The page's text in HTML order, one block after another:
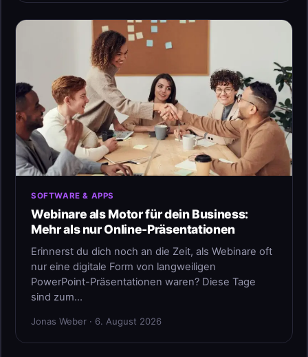
SOFTWARE & APPS
Webinare als Motor für dein Business:
Mehr als nur Online-Präsentationen
Erinnerst du dich noch an die Zeit, als Webinare oft
nur eine digitale Form von langweiligen
PowerPoint-Präsentationen waren? Diese Tage
sind zum…
Jonas Weber · 6. August 2026